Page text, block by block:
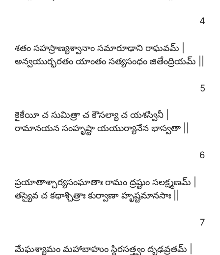
4
శతం సహస్రాణ్యశ్వానాం సమారూఢాని రాఘవమ్ |
అన్వయుర్భరతం యాంతం సత్యసంధం జితేంద్రియమ్ ||
5
కైకేయీ చ సుమిత్రా చ కౌసల్యా చ యశస్వినీ |
రామానయన సంహృష్టా యయుర్యానేన భాస్వతా ||
6
ప్రయాతాశ్చార్యసంఘాతాః రామం ద్రష్టుం సలక్ష్మణమ్ |
తస్యైవ చ కథాశ్చిత్రాః కుర్వాణా హృష్టమానసాః ||
7
మేఘశ్యామం మహాబాహుం స్థిరసత్త్వం దృఢవ్రతమ్ |